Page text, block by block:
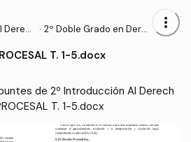
Derec
· 2º Doble Grado en Dere
ración Pública (US)
more_vert
T. 1-5.docx
de 2º Introducción Al Derech
T. 1-5.docx